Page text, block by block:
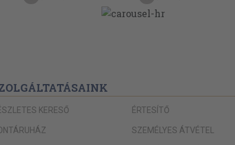
96
KERESŐ ÉRTESÍTŐ
SZEMÉLYES ÁTVÉTEL